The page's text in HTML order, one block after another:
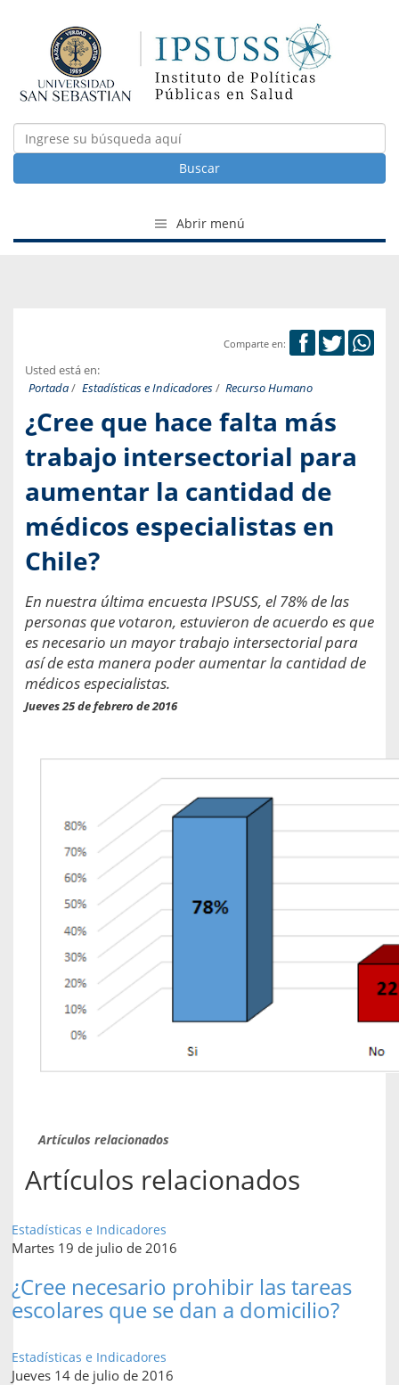
Buscar
Abrir menú
Comparte en:
Usted está en:
Portada/ Estadísticas e Indicadores/ Recurso Humano
¿Cree que hace falta más
trabajo intersectorial para
aumentar la cantidad de
médicos especialistas en
Chile?
En nuestra última encuesta IPSUSS, el 78% de las
personas que votaron, estuvieron de acuerdo es que
es necesario un mayor trabajo intersectorial para
así de esta manera poder aumentar la cantidad de
médicos especialistas.
Jueves 25 de febrero de 2016
Artículos relacionados
Artículos relacionados
Estadísticas e Indicadores
Martes 19 de julio de 2016
¿Cree necesario prohibir las tareas
escolares que se dan a domicilio?
Estadísticas e Indicadores
Jueves 14 de julio de 2016